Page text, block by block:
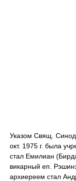
Указом Свящ.
окт. 1975 г. была
стал Емилиан
викарный еп.
архиереем стал